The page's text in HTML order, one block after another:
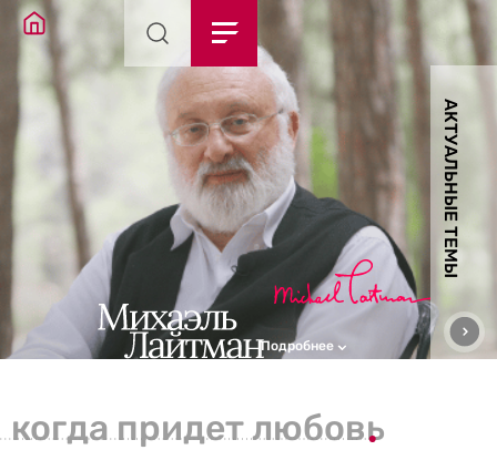
АКТУАЛЬНЫЕ ТЕМЫ
Подробнее
когда придет любовь